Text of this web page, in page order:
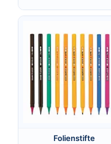
Folienstifte